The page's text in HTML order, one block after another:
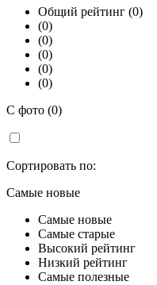
Общий рейтинг (0)
(0)
(0)
(0)
(0)
(0)
С фото (0)
Сортировать по:
Самые новые
Самые новые
Самые старые
Высокий рейтинг
Низкий рейтинг
Самые полезные